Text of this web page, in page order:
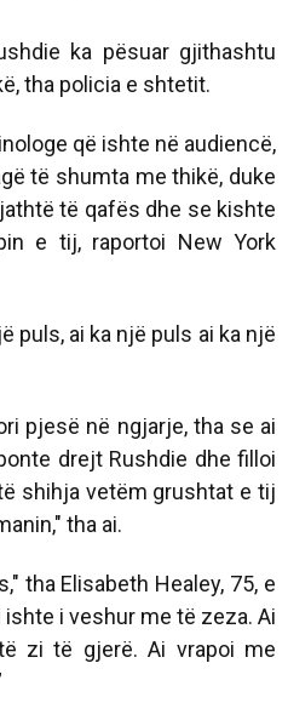
ka pësuar gjithashtu
tha policia e shtetit.
që ishte në audiencë,
të shumta me thikë, duke
të qafës dhe se kishte
e tij, raportoi New York
puls, ai ka një puls ai ka një
pjesë në ngjarje, tha se ai
drejt Rushdie dhe filloi
shihja vetëm grushtat e tij
tha ai.
tha Elisabeth Healey, 75, e
ishte i veshur me të zeza. Ai
zi të gjerë. Ai vrapoi me